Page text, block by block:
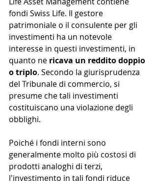
fondi Swiss Life. Il gestore
patrimoniale o il consulente per gli
investimenti ha un notevole
interesse in questi investimenti, in
quanto ne ricava un reddito doppio
o triplo. Secondo la giurisprudenza
del Tribunale di commercio, si
presume che tali investimenti
costituiscano una violazione degli
obblighi.
Poiché i fondi interni sono
generalmente molto più costosi di
prodotti analoghi di terzi,
l'investimento in tali fondi riduce